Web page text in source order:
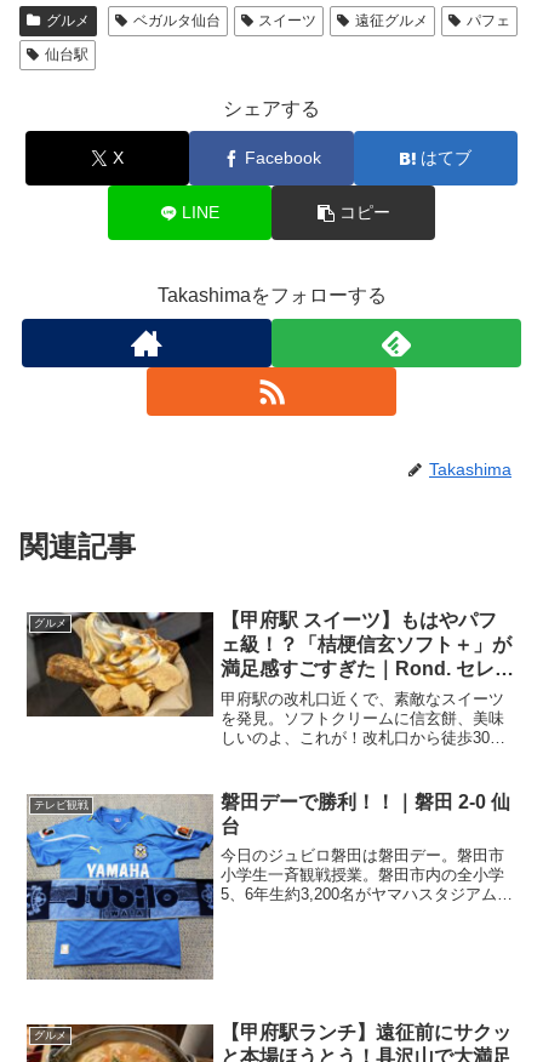
グルメ ベガルタ仙台 スイーツ 遠征グルメ
パフェ
仙台駅
シェアする
X Facebook はてブ
LINE コピー
Takashimaをフォローする
Takashima
関連記事
グルメ
【甲府駅 スイーツ】もはやパフ
ェ級！？「桔梗信玄ソフト＋」が
満足感すごすぎた｜Rond. セレオ
甲府店
甲府駅の改札口近くで、素敵なスイーツ
を発見。ソフトクリームに信玄餅、美味
しいのよ、これが！改札口から徒歩30
帰りの電車まで、少し時間がある。「せ
っかくだし、山梨らしい甘...
テレビ観戦
磐田デーで勝利！！｜磐田 2-0 仙
台
今日のジュビロ磐田は磐田デー。磐田市
小学生一斉観戦授業。磐田市内の全小学
5、6年生約3,200名がヤマハスタジアムを
グルメ
【甲府駅ランチ】遠征前にサクッ
と本場ほうとう！具沢山で大満足